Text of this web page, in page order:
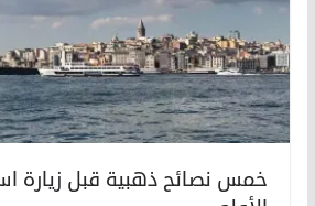
خمس نصائح ذهبية قبل زيارة